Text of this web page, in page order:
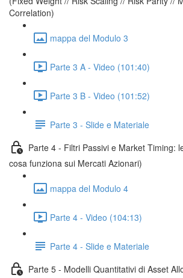
Correlation)
mappa del Modulo 3
Parte 3 A - Video (101:40)
Parte 3 B - Video (101:52)
Parte 3 - Slide e Materiale
Parte 4 - Filtri Passivi e Market Timing:
cosa funziona sui Mercati Azionari)
mappa del Modulo 4
Parte 4 - Video (104:13)
Parte 4 - Slide e Materiale
Parte 5 - Modelli Quantitativi di Asset